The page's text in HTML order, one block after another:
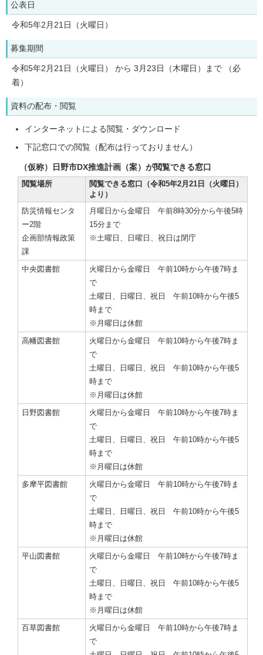
公表日
令和5年2月21日（火曜日）
募集期間
令和5年2月21日（火曜日） から 3月23日（木曜日）まで （必
着）
資料の配布・閲覧
インターネットによる閲覧・ダウンロード
下記窓口での閲覧（配布は行っておりません）
（仮称）日野市DX推進計画（案）が閲覧できる窓口
閲覧場所
閲覧できる窓口（令和5年2月21日（火曜日）
より）
防災情報センタ
ー2階
企画部情報政策
課
月曜日から金曜日 午前8時30分から午後5時
15分まで
※土曜日、日曜日、祝日は閉庁
中央図書館
火曜日から金曜日 午前10時から午後7時ま
で
土曜日、日曜日、祝日 午前10時から午後5
時まで
※月曜日は休館
高幡図書館
火曜日から金曜日 午前10時から午後7時ま
で
土曜日、日曜日、祝日 午前10時から午後5
時まで
※月曜日は休館
日野図書館
火曜日から金曜日 午前10時から午後7時ま
で
土曜日、日曜日、祝日 午前10時から午後5
時まで
※月曜日は休館
多摩平図書館
火曜日から金曜日 午前10時から午後7時ま
で
土曜日、日曜日、祝日 午前10時から午後5
時まで
※月曜日は休館
平山図書館
火曜日から金曜日 午前10時から午後7時ま
で
土曜日、日曜日、祝日 午前10時から午後5
時まで
※月曜日は休館
百草図書館
火曜日から金曜日 午前10時から午後7時ま
で